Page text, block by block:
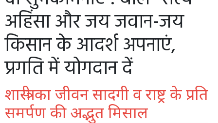
अहिंसा और जय जवान-जय
किसान के आदर्श अपनाएं,
प्रगति में योगदान दें
शास्त्री का जीवन सादगी व राष्ट्र के प्रति
समर्पण की अद्भुत मिसाल